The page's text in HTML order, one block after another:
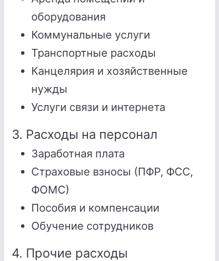
оборудования
Коммунальные услуги
Транспортные расходы
Канцелярия и хозяйственные
нужды
Услуги связи и интернета
3. Расходы на персонал
Заработная плата
Страховые взносы (ПФР, ФСС,
ФОМС)
Пособия и компенсации
Обучение сотрудников
4. Прочие расходы